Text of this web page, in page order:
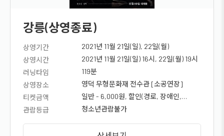
강릉(상영종료)
상영기간
2021년 11월 21일(일), 22일(월)
상영시간
2021년 11월 21일(일) 16시, 22일(월) 19시
러닝타임
119분
상영장소
영덕 무형문화재 전수관 [소공연장]
티켓금액
일반 - 6,000원, 할인(경로, 장애인,
국가유공자, 청소년) - 5,000원
관람등급 청소년관람불가